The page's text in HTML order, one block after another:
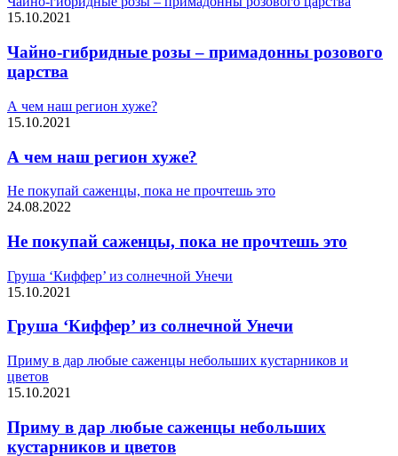
15.10.2021
Чайно-гибридные розы – примадонны розового
царства
А чем наш регион хуже?
15.10.2021
А чем наш регион хуже?
Не покупай саженцы, пока не прочтешь это
24.08.2022
Не покупай саженцы, пока не прочтешь это
Груша ‘Киффер’ из солнечной Унечи
15.10.2021
Груша ‘Киффер’ из солнечной Унечи
Приму в дар любые саженцы небольших кустарников и
цветов
15.10.2021
Приму в дар любые саженцы небольших
кустарников и цветов